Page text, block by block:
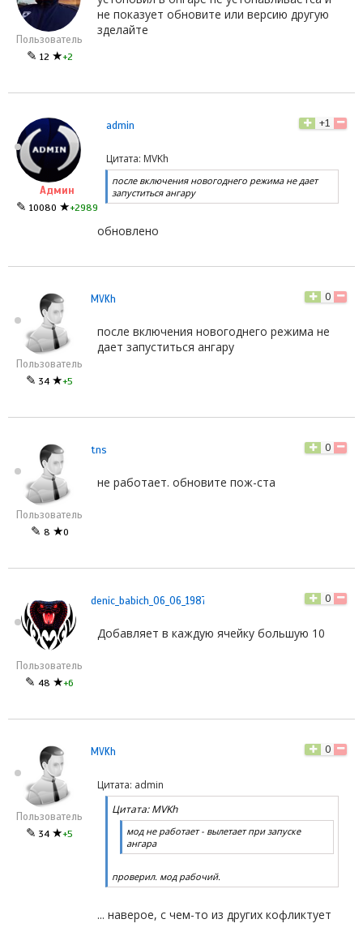
Пользователь
✎ 12 ★+2
не показует обновите или версию другую
зделайте
Админ
✎ 10080 ★+2989
admin +1
Цитата: MVKh
после включения новогоднего режима не дает
запуститься ангару
обновлено
Пользователь
✎ 34 ★+5
MVKh 0
после включения новогоднего режима не
дает запуститься ангару
Пользователь
✎ 8 ★0
tns 0
не работает. обновите пож-ста
Пользователь
✎ 48 ★+6
denic_babich_06_06_1987 0
Добавляет в каждую ячейку большую 10
Пользователь
✎ 34 ★+5
MVKh 0
Цитата: admin
Цитата: MVKh
мод не работает - вылетает при запуске
ангара
проверил. мод рабочий.
... наверое, с чем-то из других кофликтует